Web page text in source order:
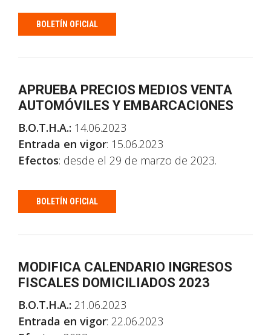
BOLETÍN OFICIAL
APRUEBA PRECIOS MEDIOS VENTA
AUTOMÓVILES Y EMBARCACIONES
B.O.T.H.A.: 14.06.2023
Entrada en vigor: 15.06.2023
Efectos: desde el 29 de marzo de 2023.
BOLETÍN OFICIAL
MODIFICA CALENDARIO INGRESOS
FISCALES DOMICILIADOS 2023
B.O.T.H.A.: 21.06.2023
Entrada en vigor: 22.06.2023